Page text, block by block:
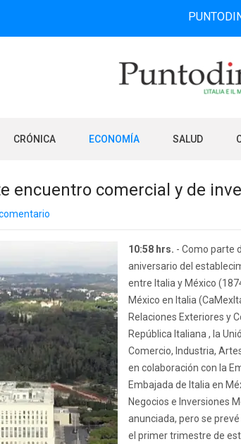
CRÓNICA ECONOMÍA SALUD
encuentro comercial y de
10:58 hrs. - Como parte
aniversario del
entre Italia y México
México en Italia
Relaciones Exteriores y
República Italiana , la
Comercio, Industria,
en colaboración con la
Embajada de Italia en
Negocios e Inversiones
anunciada, pero se
el primer trimestre de